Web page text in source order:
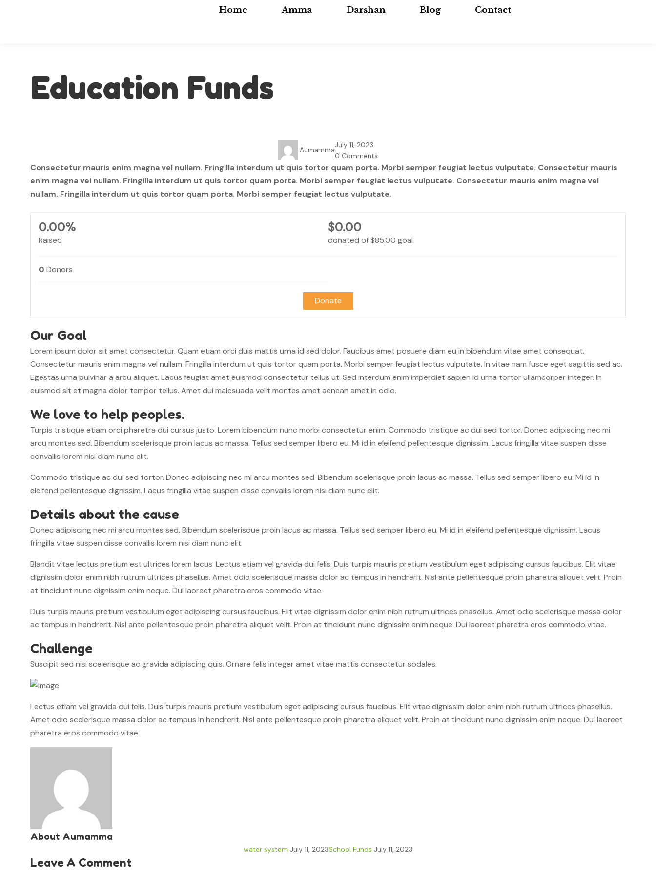
Home Amma Darshan Blog Contact
Education Funds
Aumamma
July 11, 2023
0 Comments
Consectetur mauris enim magna vel nullam. Fringilla interdum ut quis tortor quam porta. Morbi semper feugiat lectus vulputate. Consectetur mauris
enim magna vel nullam. Fringilla interdum ut quis tortor quam porta. Morbi semper feugiat lectus vulputate. Consectetur mauris enim magna vel
nullam. Fringilla interdum ut quis tortor quam porta. Morbi semper feugiat lectus vulputate.
0.00%
Raised
$0.00
donated of$85.00 goal
0 Donors
Donate
Our Goal
Lorem ipsum dolor sit amet consectetur. Quam etiam orci duis mattis urna id sed dolor. Faucibus amet posuere diam eu in bibendum vitae amet consequat.
Consectetur mauris enim magna vel nullam. Fringilla interdum ut quis tortor quam porta. Morbi semper feugiat lectus vulputate. In vitae nam fusce eget sagittis sed ac.
Egestas urna pulvinar a arcu aliquet. Lacus feugiat amet euismod consectetur tellus ut. Sed interdum enim imperdiet sapien id urna tortor ullamcorper integer. In
euismod sit et magna dolor tempor tellus. Amet dui malesuada velit montes amet aenean amet in odio.
We love to help peoples.
Turpis tristique etiam orci pharetra dui cursus justo. Lorem bibendum nunc morbi consectetur enim. Commodo tristique ac dui sed tortor. Donec adipiscing nec mi
arcu montes sed. Bibendum scelerisque proin lacus ac massa. Tellus sed semper libero eu. Mi id in eleifend pellentesque dignissim. Lacus fringilla vitae suspen disse
convallis lorem nisi diam nunc elit.
Commodo tristique ac dui sed tortor. Donec adipiscing nec mi arcu montes sed. Bibendum scelerisque proin lacus ac massa. Tellus sed semper libero eu. Mi id in
eleifend pellentesque dignissim. Lacus fringilla vitae suspen disse convallis lorem nisi diam nunc elit.
Details about the cause
Donec adipiscing nec mi arcu montes sed. Bibendum scelerisque proin lacus ac massa. Tellus sed semper libero eu. Mi id in eleifend pellentesque dignissim. Lacus
fringilla vitae suspen disse convallis lorem nisi diam nunc elit.
Blandit vitae lectus pretium est ultrices lorem lacus. Lectus etiam vel gravida dui felis. Duis turpis mauris pretium vestibulum eget adipiscing cursus faucibus. Elit vitae
dignissim dolor enim nibh rutrum ultrices phasellus. Amet odio scelerisque massa dolor ac tempus in hendrerit. Nisl ante pellentesque proin pharetra aliquet velit. Proin
at tincidunt nunc dignissim enim neque. Dui laoreet pharetra eros commodo vitae.
Duis turpis mauris pretium vestibulum eget adipiscing cursus faucibus. Elit vitae dignissim dolor enim nibh rutrum ultrices phasellus. Amet odio scelerisque massa dolor
ac tempus in hendrerit. Nisl ante pellentesque proin pharetra aliquet velit. Proin at tincidunt nunc dignissim enim neque. Dui laoreet pharetra eros commodo vitae.
Challenge
Suscipit sed nisi scelerisque ac gravida adipiscing quis. Ornare felis integer amet vitae mattis consectetur sodales.
Lectus etiam vel gravida dui felis. Duis turpis mauris pretium vestibulum eget adipiscing cursus faucibus. Elit vitae dignissim dolor enim nibh rutrum ultrices phasellus.
Amet odio scelerisque massa dolor ac tempus in hendrerit. Nisl ante pellentesque proin pharetra aliquet velit. Proin at tincidunt nunc dignissim enim neque. Dui laoreet
pharetra eros commodo vitae.
About Aumamma
water system July 11, 2023School Funds July 11, 2023
Leave A Comment